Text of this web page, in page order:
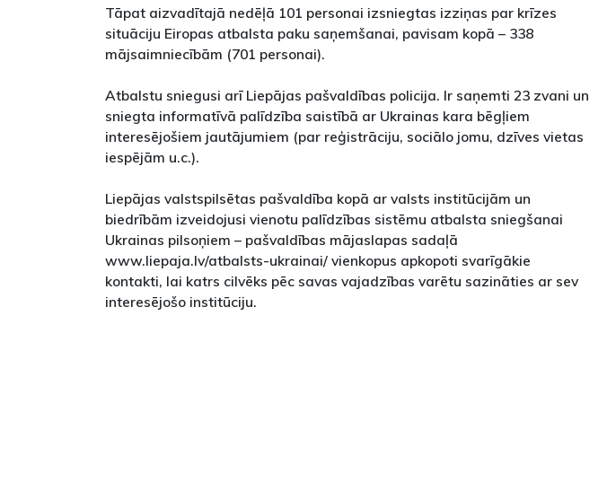
Tāpat aizvadītajā nedēļā 101 personai izsniegtas izziņas par krīzes
situāciju Eiropas atbalsta paku saņemšanai, pavisam kopā – 338
mājsaimniecībām (701 personai).
Atbalstu sniegusi arī Liepājas pašvaldības policija. Ir saņemti 23 zvani un
sniegta informatīvā palīdzība saistībā ar Ukrainas kara bēgļiem
interesējošiem jautājumiem (par reģistrāciju, sociālo jomu, dzīves vietas
iespējām u.c.).
Liepājas valstspilsētas pašvaldība kopā ar valsts institūcijām un
biedrībām izveidojusi vienotu palīdzības sistēmu atbalsta sniegšanai
Ukrainas pilsoņiem – pašvaldības mājaslapas sadaļā
www.liepaja.lv/atbalsts-ukrainai/ vienkopus apkopoti svarīgākie
kontakti, lai katrs cilvēks pēc savas vajadzības varētu sazināties ar sev
interesējošo institūciju.